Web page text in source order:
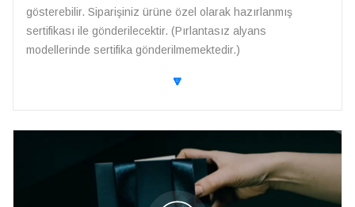
gösterebilir. Siparişiniz ürüne özel olarak hazırlanmış
sertifikası ile gönderilecektir. (Pırlantasız alyans
modellerinde sertifika gönderilmemektedir.)
🔽